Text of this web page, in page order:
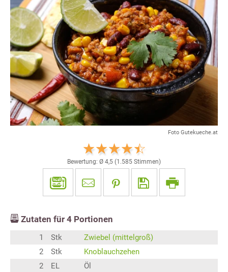
Foto Gutekueche.at
Bewertung: Ø 4,5 (1.585 Stimmen)
Zutaten für 4 Portionen
1 Stk
Zwiebel (mittelgroß)
2
Stk
Knoblauchzehen
2
EL
Öl